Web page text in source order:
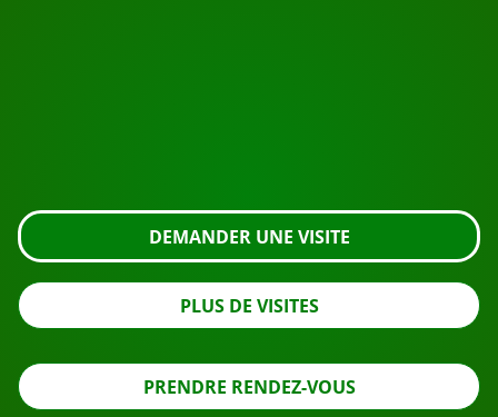
DEMANDER UNE VISITE
PLUS DE VISITES
PRENDRE RENDEZ-VOUS